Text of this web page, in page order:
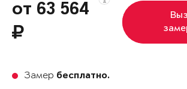
от 63 564
Замер бесплатно.